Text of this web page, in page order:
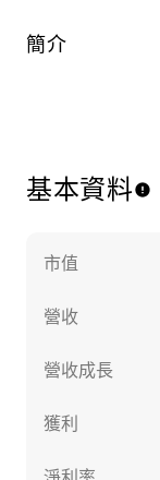
簡介
基本資料
市值
營收
營收成長
獲利